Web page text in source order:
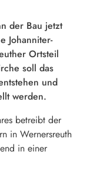
der Bau jetzt
Johanniter-
Ortsteil
soll das
und
werden.
betreibt der
in Wernersreuth
in einer